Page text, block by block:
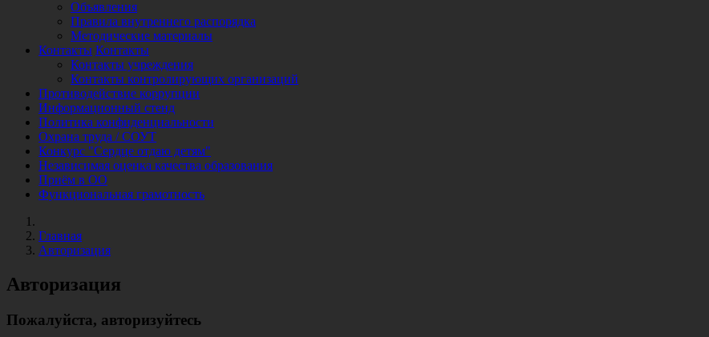
Объявления
Правила внутреннего распорядка
Методические материалы
Контакты Контакты
Контакты учреждения
Контакты контролирующих организаций
Противодействие коррупции
Информационный стенд
Политика конфиденциальности
Охрана труда / СОУТ
Конкурс "Сердце отдаю детям"
Независимая оценка качества образования
Приём в ОО
Функциональная грамотность
Главная
Авторизация
Авторизация
Пожалуйста, авторизуйтесь